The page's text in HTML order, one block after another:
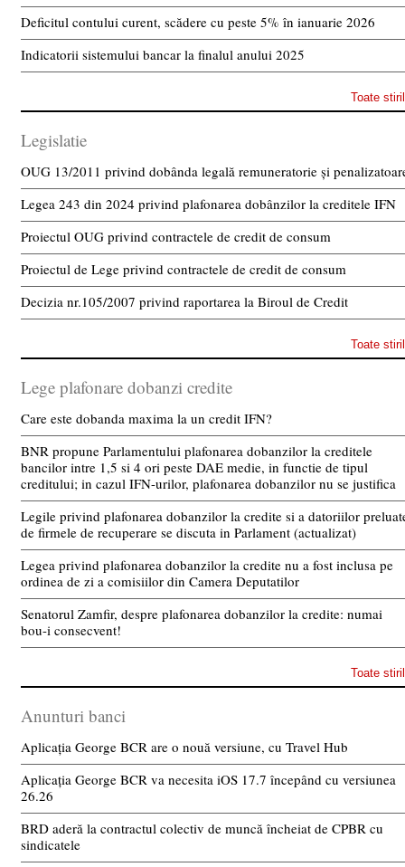
Deficitul contului curent, scădere cu peste 5% în ianuarie 2026
Indicatorii sistemului bancar la finalul anului 2025
Toate
Legislatie
OUG 13/2011 privind dobânda legală remuneratorie și
Legea 243 din 2024 privind plafonarea dobânzilor la creditele IFN
Proiectul OUG privind contractele de credit de consum
Proiectul de Lege privind contractele de credit de consum
Decizia nr.105/2007 privind raportarea la Biroul de Credit
Toate
Lege plafonare dobanzi credite
Care este dobanda maxima la un credit IFN?
BNR propune Parlamentului plafonarea dobanzilor la creditele
bancilor intre 1,5 si 4 ori peste DAE medie, in functie de tipul
creditului; in cazul IFN-urilor, plafonarea dobanzilor nu se justifica
Legile privind plafonarea dobanzilor la credite si a datoriilor
de firmele de recuperare se discuta in Parlament (actualizat)
Legea privind plafonarea dobanzilor la credite nu a fost inclusa pe
ordinea de zi a comisiilor din Camera Deputatilor
Senatorul Zamfir, despre plafonarea dobanzilor la credite: numai
bou-i consecvent!
Toate
Anunturi banci
Aplicația George BCR are o nouă versiune, cu Travel Hub
Aplicația George BCR va necesita iOS 17.7 începând cu versiunea
26.26
BRD aderă la contractul colectiv de muncă încheiat de CPBR cu
sindicatele